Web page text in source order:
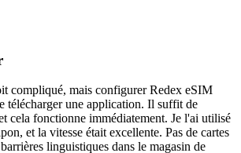
compliqué, mais configurer Redex eSIM
télécharger une application. Il suffit de
cela fonctionne immédiatement. Je l'ai utilisé
et la vitesse était excellente. Pas de cartes
linguistiques dans le magasin de